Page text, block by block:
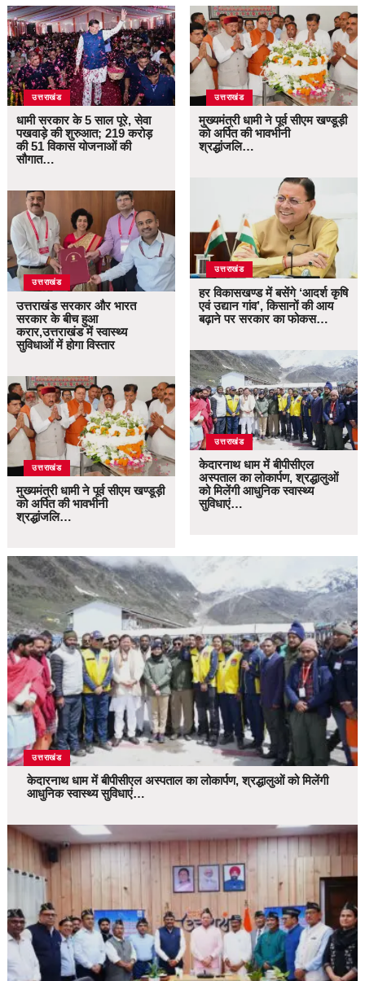
उत्तराखंड
धामी सरकार के 5 साल पूरे, सेवा
पखवाड़े की शुरुआत; 219 करोड़
की 51 विकास योजनाओं की
सौगात…
उत्तराखंड
उत्तराखंड सरकार और भारत
सरकार के बीच हुआ
करार,उत्तराखंड में स्वास्थ्य
सुविधाओं में होगा विस्तार
उत्तराखंड
मुख्यमंत्री धामी ने पूर्व सीएम खण्डूड़ी
को अर्पित की भावभीनी
श्रद्धांजलि…
उत्तराखंड
मुख्यमंत्री धामी ने पूर्व सीएम खण्डूड़ी
को अर्पित की भावभीनी
श्रद्धांजलि…
उत्तराखंड
हर विकासखण्ड में बसेंगे ‘आदर्श कृषि
एवं उद्यान गांव’, किसानों की आय
बढ़ाने पर सरकार का फोकस…
उत्तराखंड
केदारनाथ धाम में बीपीसीएल
अस्पताल का लोकार्पण, श्रद्धालुओं
को मिलेंगी आधुनिक स्वास्थ्य
सुविधाएं…
उत्तराखंड
केदारनाथ धाम में बीपीसीएल अस्पताल का लोकार्पण, श्रद्धालुओं को मिलेंगी
आधुनिक स्वास्थ्य सुविधाएं…